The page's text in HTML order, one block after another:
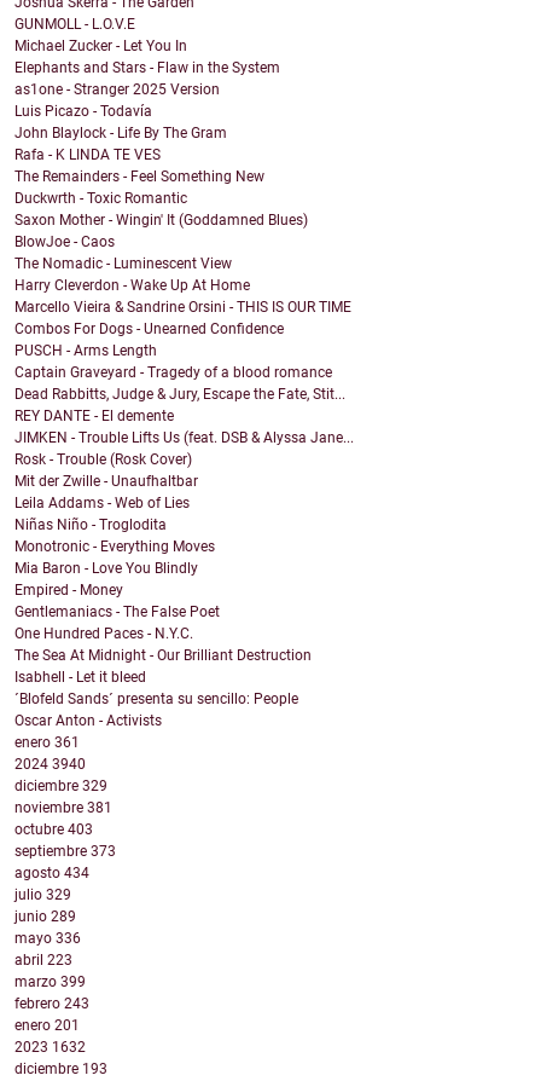
GUNMOLL - L.O.V.E
Michael Zucker - Let You In
Elephants and Stars - Flaw in the System
as1one - Stranger 2025 Version
Luis Picazo - Todavía
John Blaylock - Life By The Gram
Rafa - K LINDA TE VES
The Remainders - Feel Something New
Duckwrth - Toxic Romantic
Saxon Mother - Wingin' It (Goddamned Blues)
BlowJoe - Caos
The Nomadic - Luminescent View
Harry Cleverdon - Wake Up At Home
Marcello Vieira & Sandrine Orsini - THIS IS OUR TIME
Combos For Dogs - Unearned Confidence
PUSCH - Arms Length
Captain Graveyard - Tragedy of a blood romance
Dead Rabbitts, Judge & Jury, Escape the Fate, Stit...
REY DANTE - El demente
JIMKEN - Trouble Lifts Us (feat. DSB & Alyssa Jane...
Rosk - Trouble (Rosk Cover)
Mit der Zwille - Unaufhaltbar
Leila Addams - Web of Lies
Niñas Niño - Troglodita
Monotronic - Everything Moves
Mia Baron - Love You Blindly
Empired - Money
Gentlemaniacs - The False Poet
One Hundred Paces - N.Y.C.
The Sea At Midnight - Our Brilliant Destruction
Isabhell - Let it bleed
´Blofeld Sands´ presenta su sencillo: People
Oscar Anton - Activists
enero 361
2024 3940
diciembre 329
noviembre 381
octubre 403
septiembre 373
agosto 434
julio 329
junio 289
mayo 336
abril 223
marzo 399
febrero 243
enero 201
2023 1632
diciembre 193